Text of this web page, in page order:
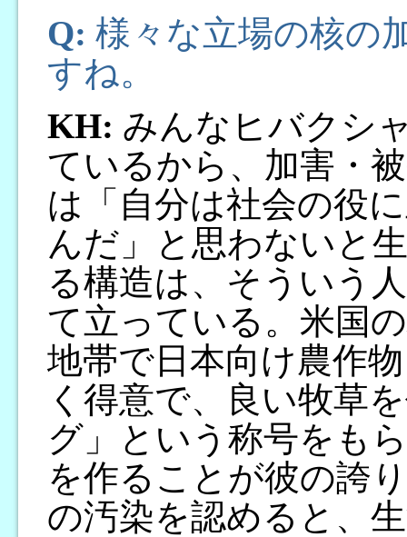
Q: 様々な立場の核の
すね。
KH: みんなヒバクシ
ているから、加害・
は「自分は社会の役
んだ」と思わないと
る構造は、そういう
て立っている。米国
地帯で日本向け農作
く得意で、良い牧草
グ」という称号をも
を作ることが彼の誇
の汚染を認めると、